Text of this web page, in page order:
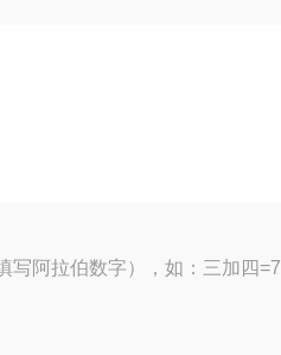
写阿拉伯数字），如：三加四=7